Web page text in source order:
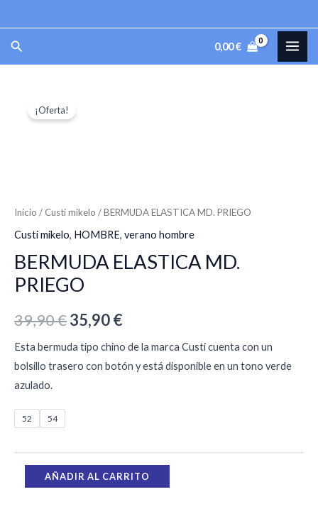
al
contenido
Buscar 0,00€
¡Oferta!
Inicio / Custi mikelo / BERMUDA ELASTICA MD. PRIEGO
Custi mikelo, HOMBRE, verano hombre
BERMUDA ELASTICA MD.
PRIEGO
39,90€
39,90 €.
35,90€
35,90 €.
Esta bermuda tipo chino de la marca Custi cuenta con un
bolsillo trasero con botón y está disponible en un tono verde
azulado.
52 54
ELASTICA
AÑADIR AL CARRITO